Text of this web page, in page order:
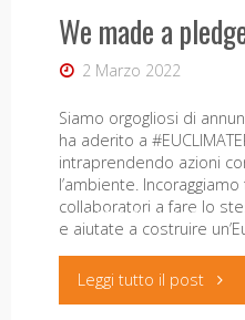
Un volume pubblicato
richiesto dagli studiosi
Press, la riedizione di
in Toscana all’inizio
catasto particellare, di
Leggi tutto il post
e
la
per
a
Pisa
dal
We made a
2 Marzo 2022
Siamo orgogliosi di
ha aderito a
intraprendendo azioni
l’ambiente.
collaboratori a fare lo
e aiutate a costruire
Leggi tutto il post"We